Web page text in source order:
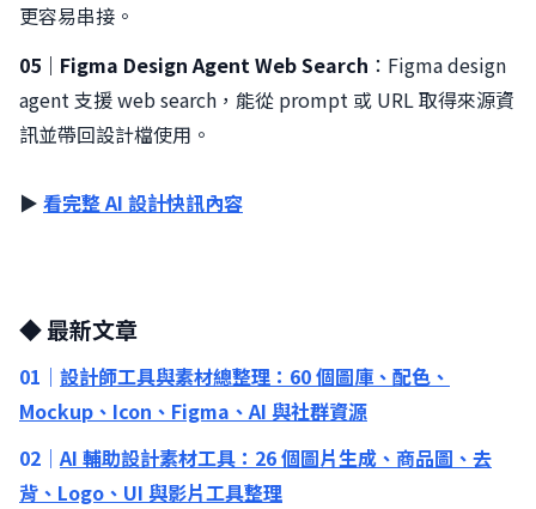
更容易串接。
05｜Figma Design Agent Web Search ：Figma design
agent 支援 web search，能從 prompt 或 URL 取得來源資
訊並帶回設計檔使用。
▶︎ 看完整 AI 設計快訊內容
◆ 最新文章
01｜ 設計師工具與素材總整理：60 個圖庫、配色、
Mockup、Icon、Figma、AI 與社群資源
02｜AI 輔助設計素材工具：26 個圖片生成、商品圖、去
背、Logo、UI 與影片工具整理